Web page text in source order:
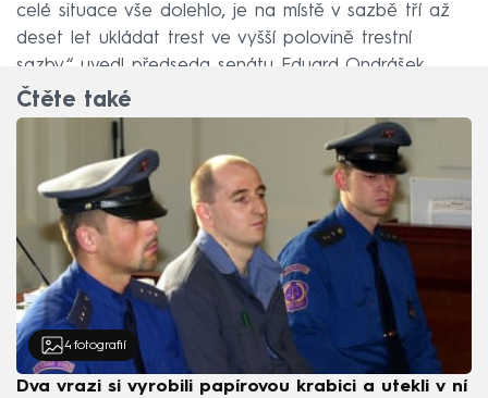
celé situace vše dolehlo, je na místě v sazbě tří až
deset let ukládat trest ve vyšší polovině trestní
sazby,“ uvedl předseda senátu Eduard Ondrášek.
Čtěte také
4 fotografií
Dva vrazi si vyrobili papírovou krabici a utekli v ní